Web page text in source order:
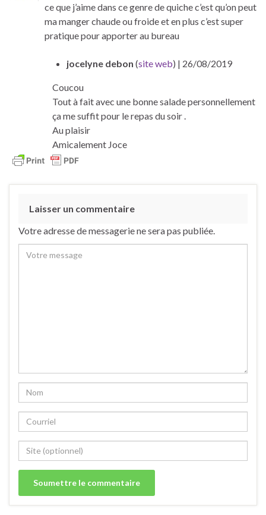
ce que j’aime dans ce genre de quiche c’est qu’on peut
ma manger chaude ou froide et en plus c’est super
pratique pour apporter au bureau
jocelyne debon (site web) | 26/08/2019
Coucou
Tout à fait avec une bonne salade personnellement
ça me suffit pour le repas du soir .
Au plaisir
Amicalement Joce
Laisser un commentaire
Votre adresse de messagerie ne sera pas publiée.